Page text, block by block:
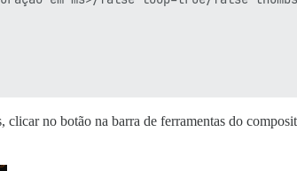
clicar no botão na barra de ferramentas do